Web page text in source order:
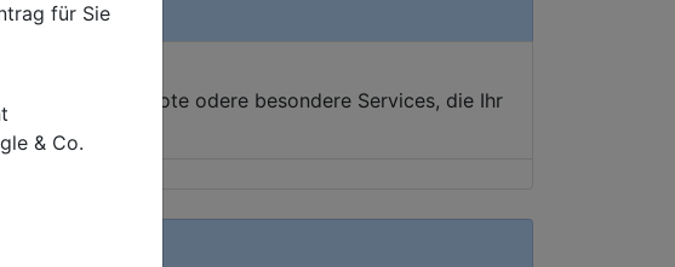
Sonderangebote odere besondere Services, die Ihr
für Sie
& Co.